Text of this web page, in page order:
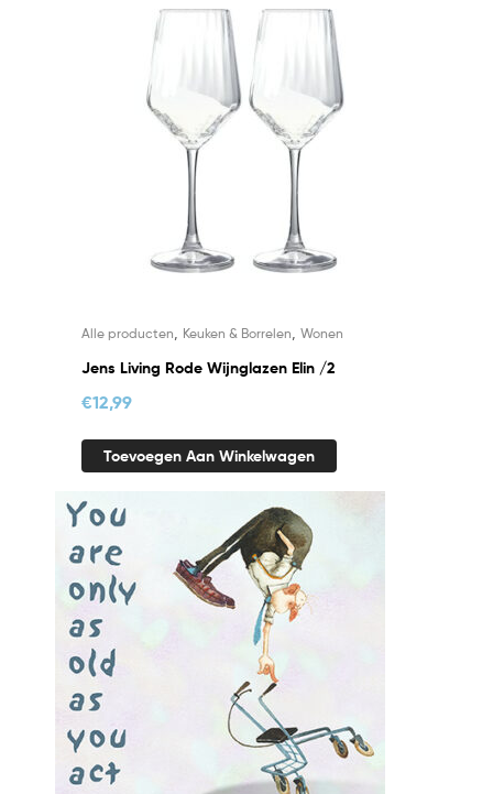
Alle producten Keuken & Borrelen Wonen
Jens Living Rode Wijnglazen Elin /2
€12,99
Toevoegen Aan Winkelwagen